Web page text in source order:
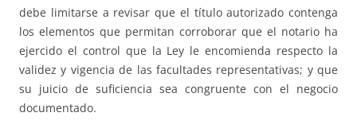
debe limitarse a revisar que el título autorizado contenga
los elementos que permitan corroborar que el notario ha
ejercido el control que la Ley le encomienda respecto la
validez y vigencia de las facultades representativas; y que
su juicio de suficiencia sea congruente con el negocio
documentado.